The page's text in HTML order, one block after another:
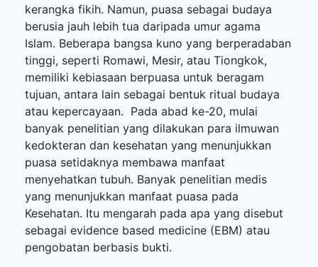
kerangka fikih. Namun, puasa sebagai budaya
berusia jauh lebih tua daripada umur agama
Islam. Beberapa bangsa kuno yang berperadaban
tinggi, seperti Romawi, Mesir, atau Tiongkok,
memiliki kebiasaan berpuasa untuk beragam
tujuan, antara lain sebagai bentuk ritual budaya
atau kepercayaan. Pada abad ke-20, mulai
banyak penelitian yang dilakukan para ilmuwan
kedokteran dan kesehatan yang menunjukkan
puasa setidaknya membawa manfaat
menyehatkan tubuh. Banyak penelitian medis
yang menunjukkan manfaat puasa pada
Kesehatan. Itu mengarah pada apa yang disebut
sebagai evidence based medicine (EBM) atau
pengobatan berbasis bukti.